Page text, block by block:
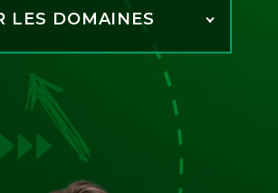
LES DOMAINES